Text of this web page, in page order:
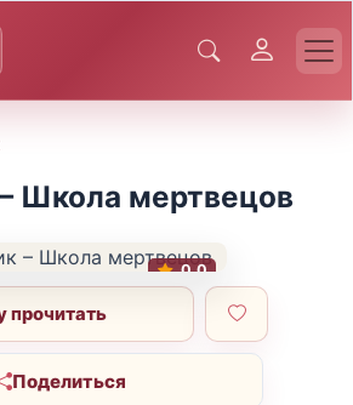
Школа мертвецов
0.0
прочитать
Поделиться